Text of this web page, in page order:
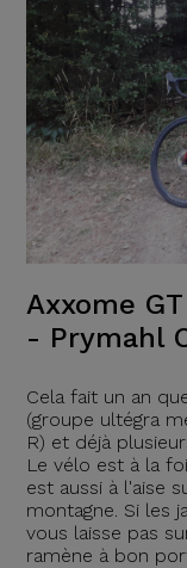
Axxome
- Prymahl
Cela fait un an
(groupe ultégra
R) et déjà
Le vélo est à la
est aussi à l'aise
montagne. Si les
vous laisse pas
ramène à bon